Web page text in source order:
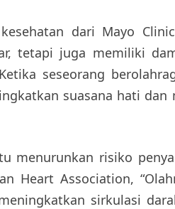
dari Mayo
tetapi juga memiliki
seseorang
suasana hati dan
menurunkan risiko
Heart Association,
sirkulasi